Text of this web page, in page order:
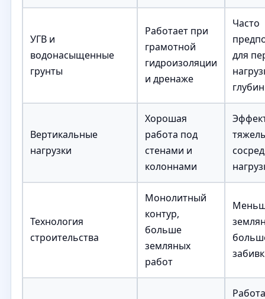
УГВ и
водонасыщенные
грунты
Работает при
грамотной
гидроизоляции
и дренаже
Часто
для
Вертикальные
нагрузки
Хорошая
работа под
стенами и
колоннами
Технология
строительства
Монолитный
контур,
больше
земляных
работ